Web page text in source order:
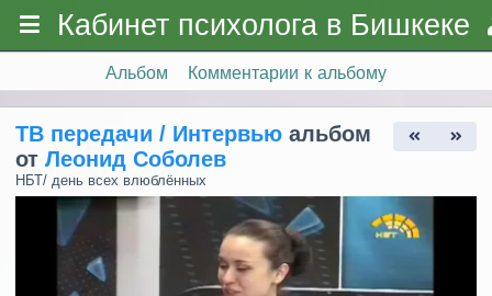
Кабинет психолога в Бишкеке
Альбом Комментарии к альбому
ТВ передачи / Интервьюальбом
от Леонид Соболев
НБТ/ день всех влюблённых